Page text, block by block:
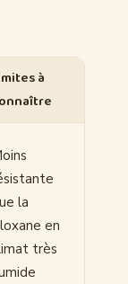
à
la
en
très